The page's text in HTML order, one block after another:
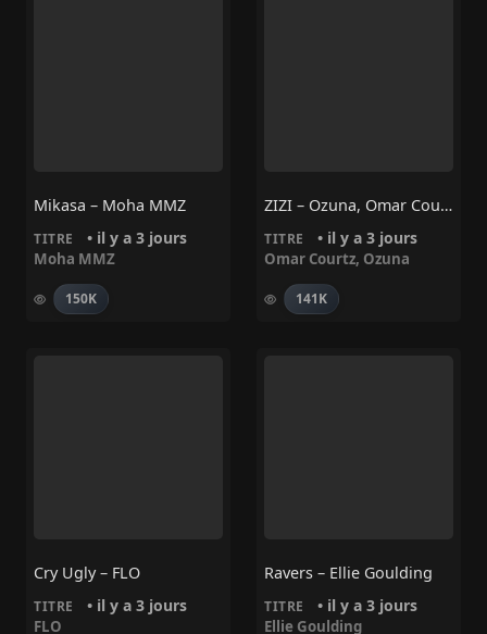
Mikasa – Moha MMZ
TITRE • il y a 3 jours
Moha MMZ
150K
ZIZI – Ozuna, Omar Courtz
TITRE • il y a 3 jours
Omar Courtz, Ozuna
141K
Cry Ugly – FLO
TITRE • il y a 3 jours
FLO
Ravers – Ellie Goulding
TITRE • il y a 3 jours
Ellie Goulding